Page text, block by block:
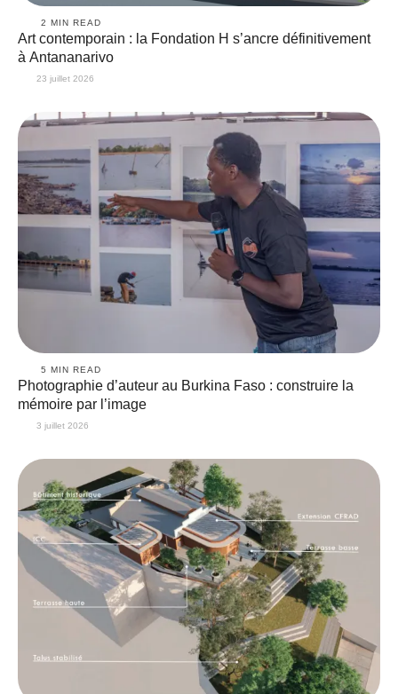
2 MIN READ
Art contemporain : la Fondation H s’ancre définitivement
à Antananarivo
23 juillet 2026
5 MIN READ
Photographie d’auteur au Burkina Faso : construire la
mémoire par l’image
3 juillet 2026